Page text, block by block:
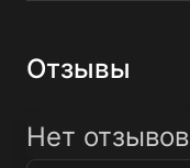
Отзывы
Нет отзывов